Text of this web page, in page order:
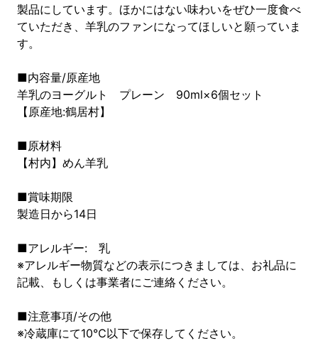
製品にしています。ほかにはない味わいをぜひ一度食べ
ていただき、羊乳のファンになってほしいと願っていま
す。
■内容量/原産地
羊乳のヨーグルト プレーン 90ml×6個セット
【原産地:鶴居村】
■原材料
【村内】めん羊乳
■賞味期限
製造日から14日
■アレルギー: 乳
※アレルギー物質などの表示につきましては、お礼品に
記載、もしくは事業者にご連絡ください。
■注意事項/その他
※冷蔵庫にて10℃以下で保存してください。